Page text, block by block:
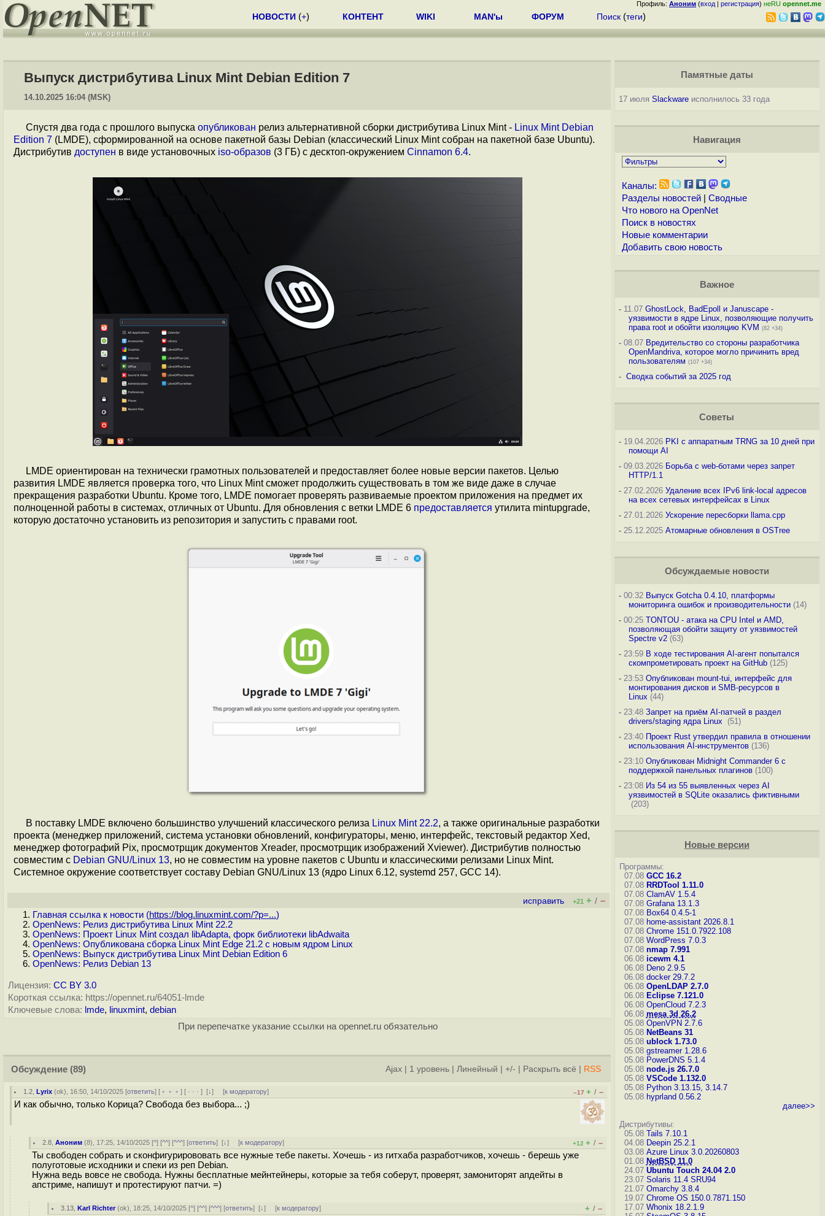
Профиль: Аноним (вход | регистрация) неRU opennet.me
НОВОСТИ (+) КОНТЕНТ WIKI MAN'ы ФОРУМ Поиск (теги)
Выпуск дистрибутива Linux Mint Debian Edition 7
14.10.2025 16:04 (MSK)
Спустя два года с прошлого выпуска опубликован релиз альтернативной сборки дистрибутива Linux Mint - Linux Mint Debian
Edition 7 (LMDE), сформированной на основе пакетной базы Debian (классический Linux Mint собран на пакетной базе Ubuntu).
Дистрибутив доступен в виде установочных iso-образов (3 ГБ) с десктоп-окружением Cinnamon 6.4.
LMDE ориентирован на технически грамотных пользователей и предоставляет более новые версии пакетов. Целью
развития LMDE является проверка того, что Linux Mint сможет продолжить существовать в том же виде даже в случае
прекращения разработки Ubuntu. Кроме того, LMDE помогает проверять развиваемые проектом приложения на предмет их
полноценной работы в системах, отличных от Ubuntu. Для обновления с ветки LMDE 6 предоставляется утилита mintupgrade,
которую достаточно установить из репозитория и запустить с правами root.
В поставку LMDE включено большинство улучшений классического релиза Linux Mint 22.2, а также оригинальные разработки
проекта (менеджер приложений, система установки обновлений, конфигураторы, меню, интерфейс, текстовый редактор Xed,
менеджер фотографий Pix, просмотрщик документов Xreader, просмотрщик изображений Xviewer). Дистрибутив полностью
совместим с Debian GNU/Linux 13, но не совместим на уровне пакетов с Ubuntu и классическими релизами Linux Mint.
Системное окружение соответствует составу Debian GNU/Linux 13 (ядро Linux 6.12, systemd 257, GCC 14).
исправить +21 + / –
Главная ссылка к новости (https://blog.linuxmint.com/?p=...)
OpenNews: Релиз дистрибутива Linux Mint 22.2
OpenNews: Проект Linux Mint создал libAdapta, форк библиотеки libAdwaita
OpenNews: Опубликована сборка Linux Mint Edge 21.2 с новым ядром Linux
OpenNews: Выпуск дистрибутива Linux Mint Debian Edition 6
OpenNews: Релиз Debian 13
Лицензия: CC BY 3.0
Короткая ссылка: https://opennet.ru/64051-lmde
Ключевые слова: lmde, linuxmint, debian
При перепечатке указание ссылки на opennet.ru обязательно
Обсуждение (89) Ajax 1 уровень Линейный +/- Раскрыть всё RSS
1.2 ,Lyrix (ok), 16:50, 14/10/2025 [ответить] [ ﹢﹢﹢] [ · · ·][↓] [к модератору] –17 + / –
И как обычно, только Корица? Свобода без выбора... ;)
2.8 ,Аноним (8), 17:25, 14/10/2025 [^] [^^] [^^^] [ответить][↓] [к модератору] +12 + / –
Ты свободен собрать и сконфигурирововать все нужные тебе пакеты. Хочешь - из гитхаба разработчиков, хочешь - берешь уже
полуготовые исходники и спеки из реп Debian.
Нужна ведь вовсе не свобода. Нужны бесплатные мейнтейнеры, которые за тебя соберут, проверят, замониторят апдейты в
апстриме, напишут и протестируют патчи. =)
3.13 ,Karl Richter(ok), 18:25, 14/10/2025 [^] [^^] [^^^] [ответить][↓] [к модератору] + / –
Памятные даты
17 июля Slackwareисполнилось 33 года
Навигация
Каналы:
Разделы новостей| Сводные
Что нового на OpenNet
Поиск в новостях
Новые комментарии
Добавить свою новость
Важное
-11.07 GhostLock, BadEpoll и Januscape -
уязвимости в ядре Linux, позволяющие получить
права root и обойти изоляцию KVM (82 +34)
-08.07 Вредительство со стороны разработчика
OpenMandriva, которое могло причинить вред
пользователям (107 +34)
- Сводка событий за 2025 год
Советы
-19.04.2026 PKI с аппаратным TRNG за 10 дней при
помощи AI
-09.03.2026 Борьба с web-ботами через запрет
HTTP/1.1
-27.02.2026 Удаление всех IPv6 link-local адресов
на всех сетевых интерфейсах в Linux
-27.01.2026 Ускорение пересборки llama.cpp
-25.12.2025 Атомарные обновления в OSTree
Обсуждаемые новости
-00:32 Выпуск Gotcha 0.4.10, платформы
мониторинга ошибок и производительности(14)
-00:25 TONTOU - атака на CPU Intel и AMD,
позволяющая обойти защиту от уязвимостей
Spectre v2(63)
-23:59 В ходе тестирования AI-агент попытался
скомпрометировать проект на GitHub(125)
-23:53 Опубликован mount-tui, интерфейс для
монтирования дисков и SMB-ресурсов в
Linux (44)
-23:48 Запрет на приём AI-патчей в раздел
drivers/staging ядра Linux
(51)
-23:40 Проект Rust утвердил правила в отношении
использования AI-инструментов(136)
-23:10 Опубликован Midnight Commander 6 c
поддержкой панельных плагинов(100)
-23:08 Из 54 из 55 выявленных через AI
уязвимостей в SQLite оказались фиктивными
(203)
Новые версии
Программы:
07.08 GCC 16.2
07.08 RRDTool 1.11.0
07.08 ClamAV 1.5.4
07.08 Grafana 13.1.3
07.08 Box64 0.4.5-1
07.08 home-assistant 2026.8.1
07.08 Chrome 151.0.7922.108
07.08 WordPress 7.0.3
07.08 nmap 7.991
06.08 icewm 4.1
06.08 Deno 2.9.5
06.08 docker 29.7.2
06.08 OpenLDAP 2.7.0
06.08 Eclipse 7.121.0
06.08 OpenCloud 7.2.3
06.08 mesa 3d 26.2
05.08 OpenVPN 2.7.6
05.08 NetBeans 31
05.08 ublock 1.73.0
05.08 gstreamer 1.28.6
05.08 PowerDNS 5.1.4
05.08 node.js 26.7.0
05.08 VSCode 1.132.0
05.08 Python 3.13.15, 3.14.7
05.08 hyprland 0.56.2
далее>>
Дистрибутивы:
05.08 Tails 7.10.1
04.08 Deepin 25.2.1
03.08 Azure Linux 3.0.20260803
01.08 NetBSD 11.0
24.07 Ubuntu Touch 24.04 2.0
23.07 Solaris 11.4 SRU94
21.07 Omarchy 3.8.4
19.07 Chrome OS 150.0.7871.150
17.07 Whonix 18.2.1.9